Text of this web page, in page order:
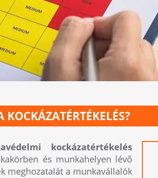
kockázatértékelés
és munkahelyen lévő
meghozatalát a munkavállalók